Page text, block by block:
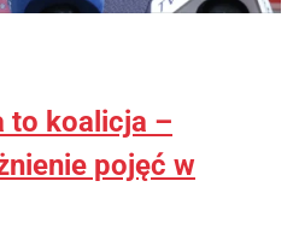
to koalicja –
pojęć w